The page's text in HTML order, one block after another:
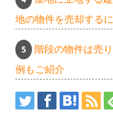
地の物件を売却する
階段の物件は売
例もご紹介